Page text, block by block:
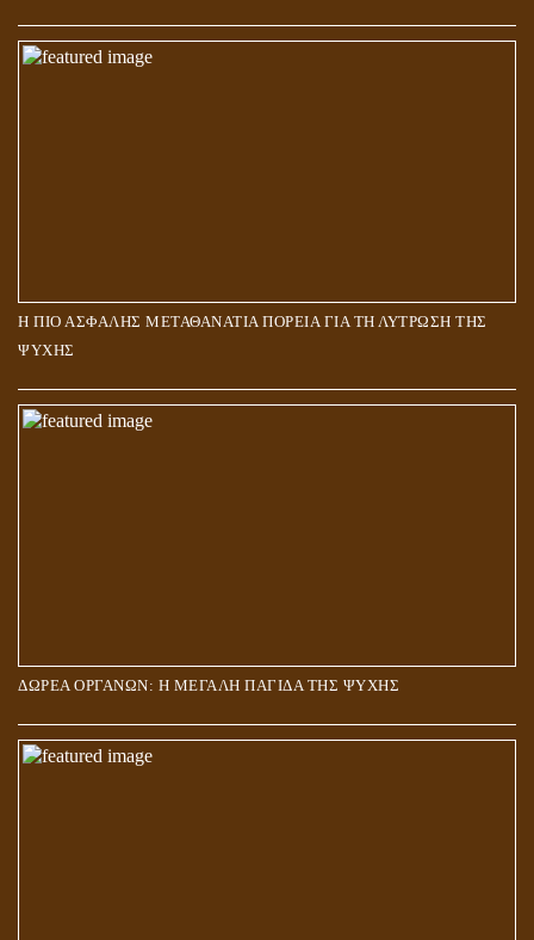
Η ΠΙΟ ΑΣΦΑΛΗΣ ΜΕΤΑΘΑΝΑΤΙΑ ΠΟΡΕΙΑ ΓΙΑ ΤΗ ΛΥΤΡΩΣΗ ΤΗΣ
ΨΥΧΗΣ
ΔΩΡΕΑ ΟΡΓΑΝΩΝ: Η ΜΕΓΑΛΗ ΠΑΓΙΔΑ ΤΗΣ ΨΥΧΗΣ